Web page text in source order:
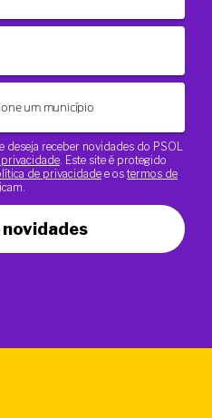
deseja receber novidades do PSOL
. Este site é protegido
de privacidade e os termos de
novidades